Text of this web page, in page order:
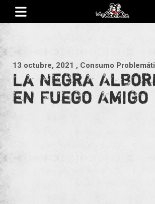
Saltar
contenido
13 octubre, 2021 , Consumo
La Negra
en Fuego Amigo